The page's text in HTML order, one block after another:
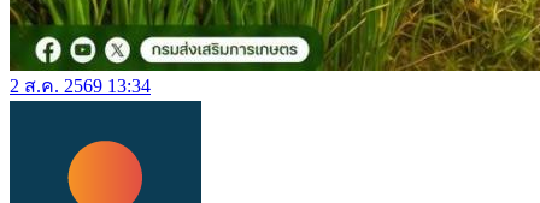
2 ส.ค. 2569 13:34